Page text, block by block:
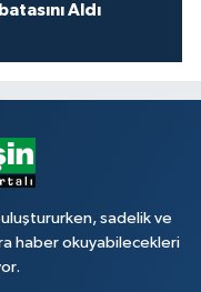
Aldı
sadelik ve
haber okuyabilecekleri